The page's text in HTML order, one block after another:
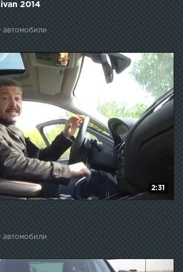
2014
автомобили
2:31
автомобили